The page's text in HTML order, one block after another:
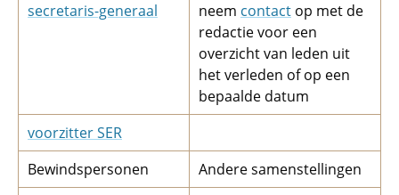
secretaris-generaal
neem contact op met de
redactie voor een
overzicht van leden uit
het verleden of op een
bepaalde datum
voorzitter SER
Bewindspersonen
Andere samenstellingen